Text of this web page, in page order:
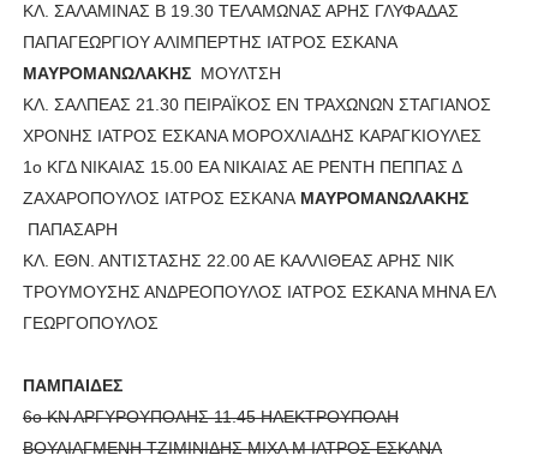
ΚΛ. ΣΑΛΑΜΙΝΑΣ Β 19.30 ΤΕΛΑΜΩΝΑΣ ΑΡΗΣ ΓΛΥΦΑΔΑΣ
ΠΑΠΑΓΕΩΡΓΙΟΥ ΑΛΙΜΠΕΡΤΗΣ ΙΑΤΡΟΣ ΕΣΚΑΝΑ
ΜΑΥΡΟΜΑΝΩΛΑΚΗΣΜΟΥΛΤΣΗ
ΚΛ. ΣΑΛΠΕΑΣ 21.30 ΠΕΙΡΑΪΚΟΣ ΕΝ ΤΡΑΧΩΝΩΝ ΣΤΑΓΙΑΝΟΣ
ΧΡΟΝΗΣ ΙΑΤΡΟΣ ΕΣΚΑΝΑ ΜΟΡΟΧΛΙΑΔΗΣ ΚΑΡΑΓΚΙΟΥΛΕΣ
1ο ΚΓΔ ΝΙΚΑΙΑΣ 15.00 ΕΑ ΝΙΚΑΙΑΣ ΑΕ ΡΕΝΤΗ ΠΕΠΠΑΣ Δ
ΖΑΧΑΡΟΠΟΥΛΟΣ ΙΑΤΡΟΣ ΕΣΚΑΝΑ ΜΑΥΡΟΜΑΝΩΛΑΚΗΣ
ΠΑΠΑΣΑΡΗ
ΚΛ. ΕΘΝ. ΑΝΤΙΣΤΑΣΗΣ 22.00 ΑΕ ΚΑΛΛΙΘΕΑΣ ΑΡΗΣ ΝΙΚ
ΤΡΟΥΜΟΥΣΗΣ ΑΝΔΡΕΟΠΟΥΛΟΣ ΙΑΤΡΟΣ ΕΣΚΑΝΑ ΜΗΝΑ ΕΛ
ΓΕΩΡΓΟΠΟΥΛΟΣ
ΠΑΜΠΑΙΔΕΣ
6ο ΚΝ ΑΡΓΥΡΟΥΠΟΛΗΣ 11.45 ΗΛΕΚΤΡΟΥΠΟΛΗ
ΒΟΥΛΙΑΓΜΕΝΗ ΤΖΙΜΙΝΙΔΗΣ ΜΙΧΑ Μ ΙΑΤΡΟΣ ΕΣΚΑΝΑ